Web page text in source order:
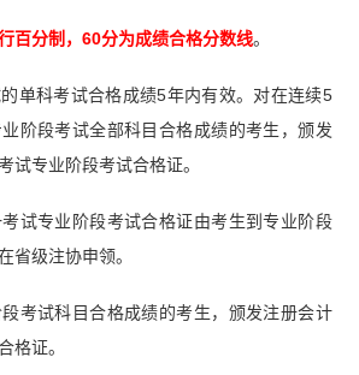
百分制，60分为成绩合格分数线。
的单科考试合格成绩5年内有效。对在连续5
阶段考试全部科目合格成绩的考生，颁发
试专业阶段考试合格证。
试专业阶段考试合格证由考生到专业阶段
省级注协申领。
段考试科目合格成绩的考生，颁发注册会计
格证。